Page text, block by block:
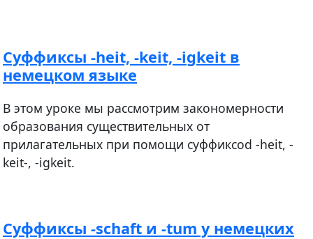
Суффиксы -heit, -keit, -igkeit в
немецком языке
В этом уроке мы рассмотрим закономерности
образования существительных от
прилагательных при помощи суффиксоd -heit, -
keit-, -igkeit.
Суффиксы -schaft и -tum у немецких